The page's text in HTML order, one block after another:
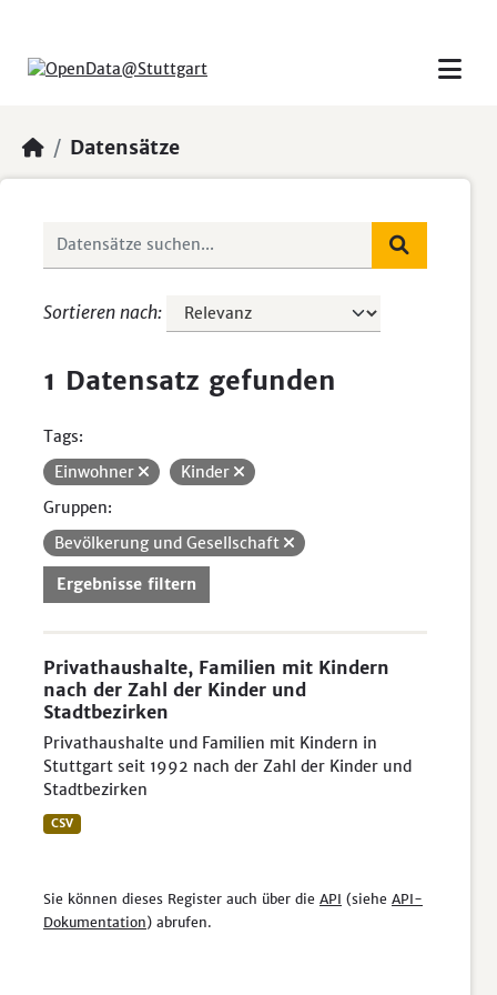
Datensätze
Sortieren nach
1 Datensatz gefunden
Tags:
Einwohner
Kinder
Gruppen:
Bevölkerung und Gesellschaft
Ergebnisse filtern
Privathaushalte, Familien mit Kindern
nach der Zahl der Kinder und
Stadtbezirken
Privathaushalte und Familien mit Kindern in
Stuttgart seit 1992 nach der Zahl der Kinder und
Stadtbezirken
CSV
Sie können dieses Register auch über die API (siehe API-
Dokumentation) abrufen.